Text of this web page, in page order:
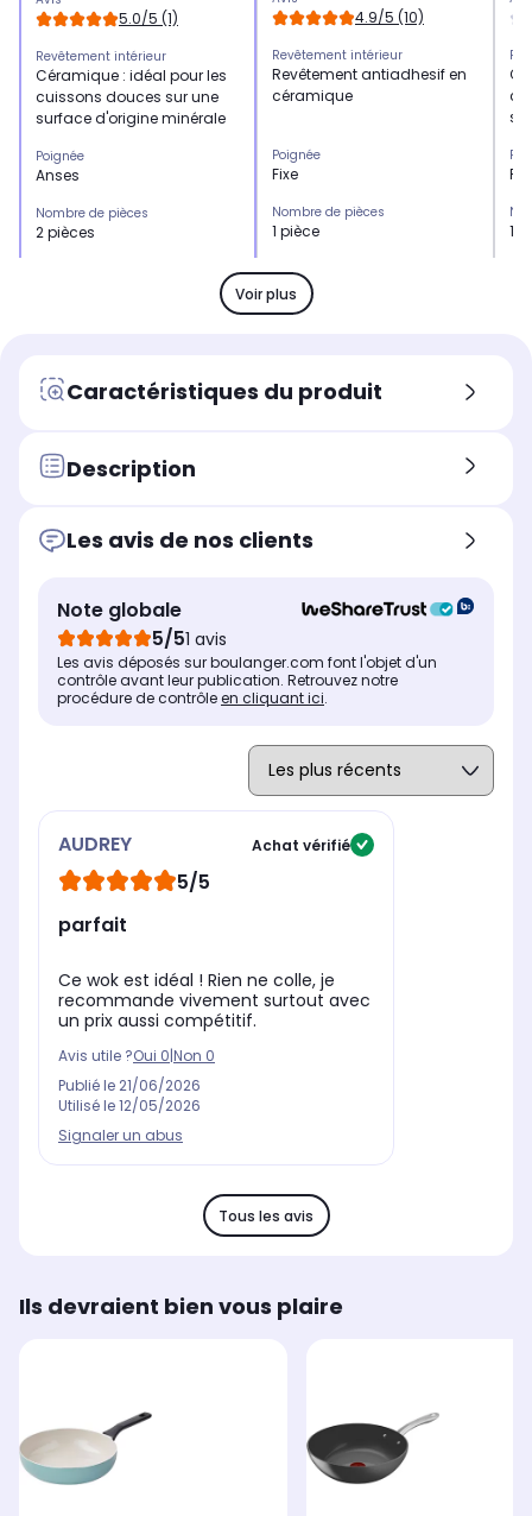
5.0/5 (1)
Revêtement intérieur
Céramique : idéal pour les
cuissons douces sur une
surface d'origine minérale
Poignée
Anses
Nombre de pièces
2 pièces
Couleur
Noir
Wok
par conséquent ne
lors de la cuisson.
4.9/5 (10)
Revêtement intérieur
Revêtement antiadhesif en
céramique
Poignée
Fixe
Nombre de pièces
1 pièce
Compatibilité
Tous feux dont induction
Couleur
Noir
Revêtement en céramique
résistant aux rayures Corps
Compatible tous feux dont
induction, four et lave-
vaisselle Garantie 5 ans
1
Voir plus
Caractéristiques du produit
Description
Les avis de nos clients
Note globale
5/51 avis
Les avis déposés sur boulanger.com font l'objet d'un
contrôle avant leur publication. Retrouvez notre
procédure de contrôleen cliquant ici.
AUDREY Achat vérifié
5/5
parfait
Ce wok est idéal ! Rien ne colle, je
recommande vivement surtout avec
un prix aussi compétitif.
Avis utile ?Oui 0 Non 0
Publié le 21/06/2026
Utilisé le12/05/2026
Signaler un abus
Tous les avis
Ils devraient bien vous plaire